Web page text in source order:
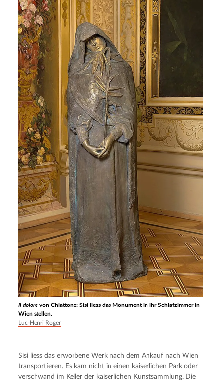
Il dolore von Chiattone: Sisi liess das Monument in ihr Schlafzimmer in
Wien stellen.
Luc-Henri Roger
Sisi liess das erworbene Werk nach dem Ankauf nach Wien
transportieren. Es kam nicht in einen kaiserlichen Park oder
verschwand im Keller der kaiserlichen Kunstsammlung. Die